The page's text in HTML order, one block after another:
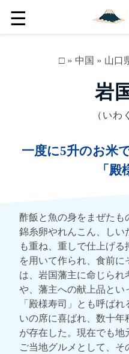
☰
□» 中国 » 山口
岩
（いわ
一度に5升のお米
「殿
酢飯と魚の身をまぜた
錦糸卵やれんこん、し
も重ね、重しで仕上げ
を用いて作られ、食前
は、岩国藩主に命じら
や、藩主への献上品と
「殿様寿司」とも呼ば
いの席に喜ばれ、数十
が存在した。現在でも
ご当地グルメとして、そ